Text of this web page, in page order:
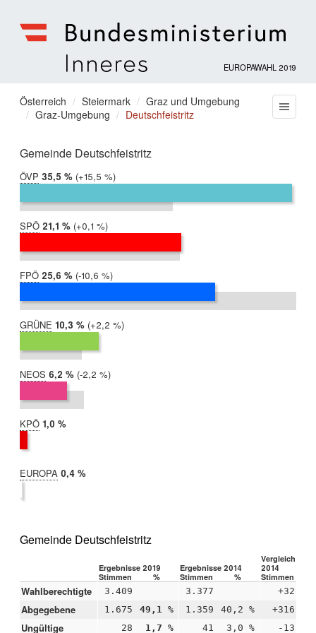
für
Inneres
EUROPAWAHL 2019
Sie
befinden
hier:
Österreich Steiermark
Graz und Umgebung
Graz-Umgebung
Deutschfeistritz
Gemeinde Deutschfeistritz
ÖVP 2019:
35,5 %
2014:
20,0 %
Differenz:
+15,5 %
SPÖ 2019:
21,1 %
2014:
20,9 %
Differenz:
+0,1 %
FPÖ 2019:
25,6 %
2014:
36,1 %
Differenz:
-10,6 %
GRÜNE 2019:
10,3 %
2014:
8,1 %
Differenz:
+2,2 %
NEOS 2019:
6,2 %
2014:
8,3 %
Differenz:
-2,2 %
KPÖ 2019:
1,0 %
EUROPA 2019:
0,4 %
Gemeinde Deutschfeistritz
Ergebnisse 2019 Ergebnisse 2014
Vergleich
2014
Stimmen
% Stimmen % Stimmen
Wahlberechtigte 3.409 3.377 +32
Abgegebene 1.675 49,1 % 1.359 40,2 % +316
Ungültige 28 1,7 % 41 3,0 % -13